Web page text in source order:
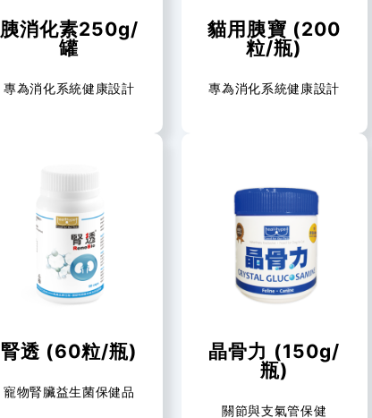
胰消化素250g/
罐
專為消化系統健康設計
貓用胰寶 (200
粒/瓶)
專為消化系統健康設計
腎透 (60粒/瓶)
寵物腎臟益生菌保健品
晶骨力 (150g/
瓶)
關節與支氣管保健